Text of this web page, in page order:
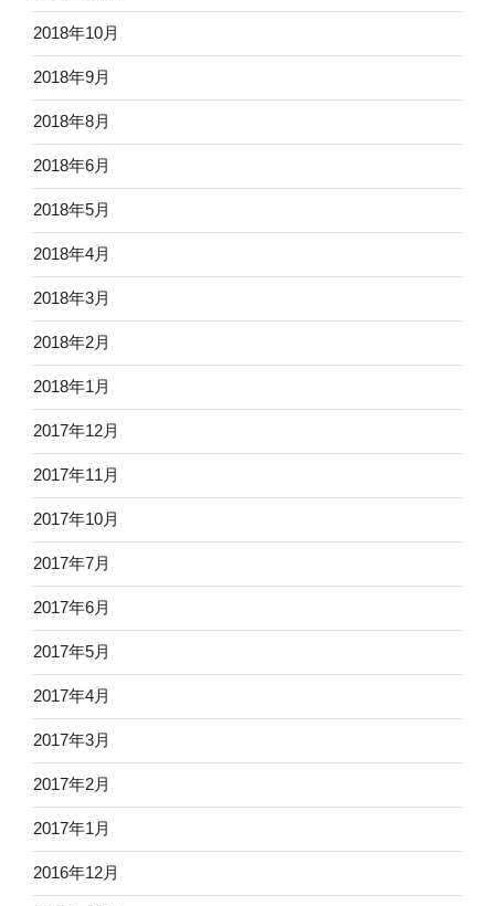
2018年10月
2018年9月
2018年8月
2018年6月
2018年5月
2018年4月
2018年3月
2018年2月
2018年1月
2017年12月
2017年11月
2017年10月
2017年7月
2017年6月
2017年5月
2017年4月
2017年3月
2017年2月
2017年1月
2016年12月